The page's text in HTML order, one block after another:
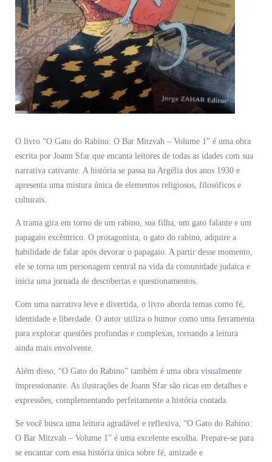
O livro “O Gato do Rabino: O Bar Mitzvah – Volume 1” é uma obra
escrita por Joann Sfar que encanta leitores de todas as idades com sua
narrativa cativante. A história se passa na Argélia dos anos 1930 e
apresenta uma mistura única de elementos religiosos, filosóficos e
culturais.
A trama gira em torno de um rabino, sua filha, um gato falante e um
papagaio excêntrico. O protagonista, o gato do rabino, adquire a
habilidade de falar após devorar o papagaio. A partir desse momento,
ele se torna um personagem central na vida da comunidade judaica e
inicia uma jornada de descobertas e questionamentos.
Com uma narrativa leve e divertida, o livro aborda temas como fé,
identidade e liberdade. O autor utiliza o humor como uma ferramenta
para explorar questões profundas e complexas, tornando a leitura
ainda mais envolvente.
Além disso, “O Gato do Rabino” também é uma obra visualmente
impressionante. As ilustrações de Joann Sfar são ricas em detalhes e
expressões, complementando perfeitamente a história contada.
Se você busca uma leitura agradável e reflexiva, “O Gato do Rabino:
O Bar Mitzvah – Volume 1” é uma excelente escolha. Prepare-se para
se encantar com essa história única sobre fé, amizade e